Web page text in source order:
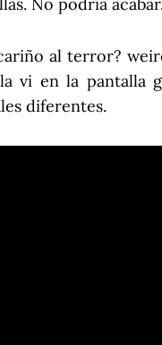
al terror?
vi en la pantalla
diferentes.